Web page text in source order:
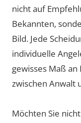
nicht auf
Bekannten,
Bild. Jede
individuelle
gewisses Maß
zwischen Anwalt
Möchten Sie